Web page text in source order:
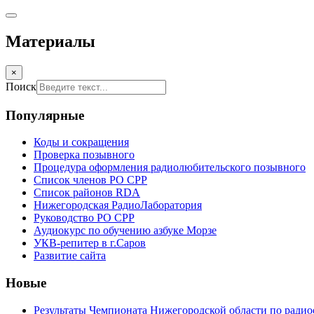
Материалы
×
Поиск
Популярные
Коды и сокращения
Проверка позывного
Процедура оформления радиолюбительского позывного
Список членов РО СРР
Список районов RDA
Нижегородская РадиоЛаборатория
Руководство РО СРР
Аудиокурс по обучению азбуке Морзе
УКВ-репитер в г.Саров
Развитие сайта
Новые
Результаты Чемпионата Нижегородской области по